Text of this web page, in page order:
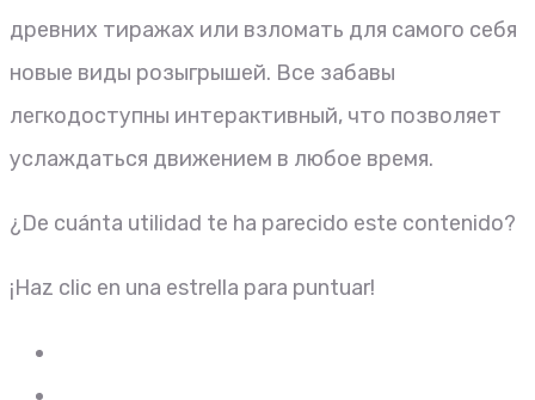
древних тиражах или взломать для самого себя
новые виды розыгрышей. Все забавы
легкодоступны интерактивный, что позволяет
услаждаться движением в любое время.
¿De cuánta utilidad te ha parecido este contenido?
¡Haz clic en una estrella para puntuar!